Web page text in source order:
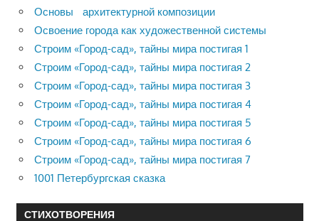
Основы архитектурной композиции
Освоение города как художественной системы
Строим «Город-сад», тайны мира постигая 1
Строим «Город-сад», тайны мира постигая 2
Строим «Город-сад», тайны мира постигая 3
Строим «Город-сад», тайны мира постигая 4
Строим «Город-сад», тайны мира постигая 5
Строим «Город-сад», тайны мира постигая 6
Строим «Город-сад», тайны мира постигая 7
1001 Петербургская сказка
СТИХОТВОРЕНИЯ